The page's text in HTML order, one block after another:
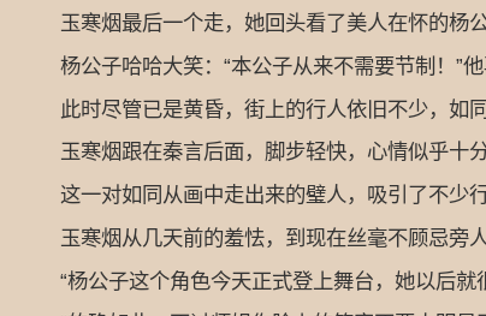
玉寒烟最后一个走，她回头看了美人在怀的杨公
杨公子哈哈大笑：“本公子从来不需要节制！”他
此时尽管已是黄昏，街上的行人依旧不少，如同
玉寒烟跟在秦言后面，脚步轻快，心情似乎十分
这一对如同从画中走出来的璧人，吸引了不少行
玉寒烟从几天前的羞怯，到现在丝毫不顾忌旁人
“杨公子这个角色今天正式登上舞台，她以后就